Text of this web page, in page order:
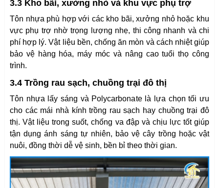
3.3 Kho bãi, xưởng nhỏ và khu vực phụ trợ
Tôn nhựa phù hợp với các kho bãi, xưởng nhỏ hoặc khu
vực phụ trợ nhờ trọng lượng nhẹ, thi công nhanh và chi
phí hợp lý. Vật liệu bền, chống ăn mòn và cách nhiệt giúp
bảo vệ hàng hóa, máy móc và nâng cao tuổi thọ công
trình.
3.4 Trồng rau sạch, chuồng trại đô thị
Tôn nhựa lấy sáng và Polycarbonate là lựa chọn tối ưu
cho các mái nhà kính trồng rau sạch hay chuồng trại đô
thị. Vật liệu trong suốt, chống va đập và chịu lực tốt giúp
tận dụng ánh sáng tự nhiên, bảo vệ cây trồng hoặc vật
nuôi, đồng thời dễ vệ sinh, bền bỉ theo thời gian.